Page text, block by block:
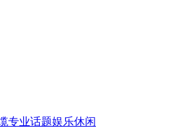
专业话题娱乐休闲